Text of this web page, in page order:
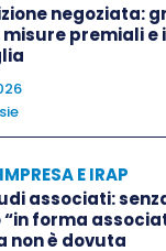
2021 saranno
Dipartimento
cioè quando
dovrà seguire
negoziata:
premiali e
E IRAP
associati:
“in forma
non è dovuta